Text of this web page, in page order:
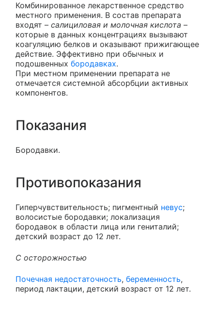
Комбинированное лекарственное средство
местного применения. В состав препарата
входят – салициловая и молочная кислота –
которые в данных концентрациях вызывают
коагуляцию белков и оказывают прижигающее
действие. Эффективно при обычных и
подошвенных бородавках.
При местном применении препарата не
отмечается системной абсорбции активных
компонентов.
Показания
Бородавки.
Противопоказания
Гиперчувствительность; пигментный невус;
волосистые бородавки; локализация
бородавок в области лица или гениталий;
детский возраст до 12 лет.
С осторожностью
Почечная недостаточность, беременность,
период лактации, детский возраст от 12 лет.